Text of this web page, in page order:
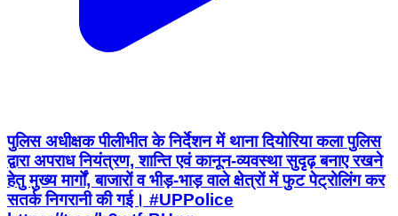
पुलिस अधीक्षक पीलीभीत के निर्देशन में थाना दियोरिया कला पुलिस
द्वारा अपराध नियंत्रण, शान्ति एवं कानून-व्यवस्था सुदृढ़ बनाए रखने
Pilibhit, Uttar Pradesh | Jul 19, 2026